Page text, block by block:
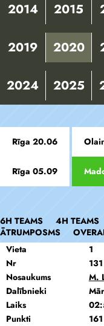
2014 2015
2019 2020
2024 2025
Rīga 20.06
Rīga 05.09
6H TEAMS 4H TEAMS
ĀTRUMPOSMS
Vieta
1
Nr
131
Nosaukums
M.
Dalībnieki
Laiks
Punkti
161